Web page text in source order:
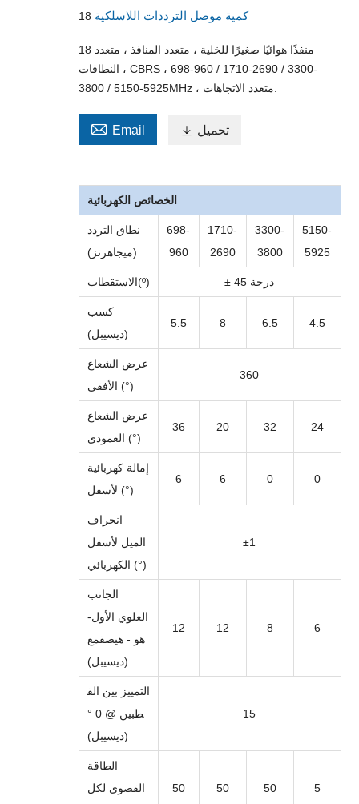
كمية موصل الترددات اللاسلكية 18
18 منفذًا هوائيًا صغيرًا للخلية ، متعدد المنافذ ، متعدد
النطاقات ، CBRS ، 698-960 / 1710-2690 / 3300-
 Email  تحميل
الخصائص الكهربائية
نطاق التردد
(ميجاهرتز)
698-
960
1710-
2690
3300-
3800
5150-
5925
الاستقطاب(º) ± 45 درجة
كسب
(ديسيبل)
5.5 8 6.5 4.5
عرض الشعاع
الأفقي (°)
360
عرض الشعاع
العمودي (°)
36 20 32 24
إمالة كهربائية
لأسفل (°)
6 6 0 0
انحراف
الميل لأسفل
الكهربائي (°)
±1
الجانب
العلوي الأول-
هو - هيصقمع
(ديسيبل)
12 12 8 6
التمييز بين الق
طبين @ 0 °
(ديسيبل)
15
الطاقة
القصوى لكل
50 50 50 5